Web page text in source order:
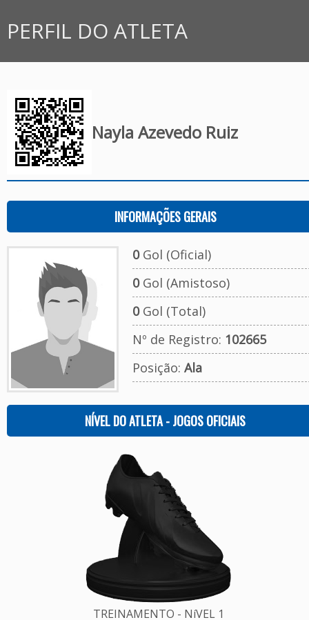
PERFIL DO ATLETA
Nayla Azevedo Ruiz
INFORMAÇÕES GERAIS
0Gol (Oficial)
0Gol (Amistoso)
0Gol (Total)
Nº de Registro: 102665
Posição: Ala
NÍVEL DO ATLETA - JOGOS OFICIAIS
TREINAMENTO - NíVEL 1